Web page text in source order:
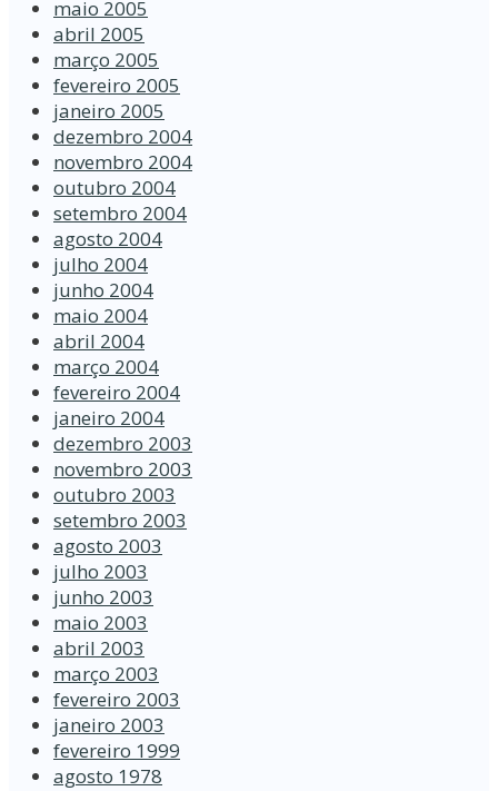
maio 2005
abril 2005
março 2005
fevereiro 2005
janeiro 2005
dezembro 2004
novembro 2004
outubro 2004
setembro 2004
agosto 2004
julho 2004
junho 2004
maio 2004
abril 2004
março 2004
fevereiro 2004
janeiro 2004
dezembro 2003
novembro 2003
outubro 2003
setembro 2003
agosto 2003
julho 2003
junho 2003
maio 2003
abril 2003
março 2003
fevereiro 2003
janeiro 2003
fevereiro 1999
agosto 1978